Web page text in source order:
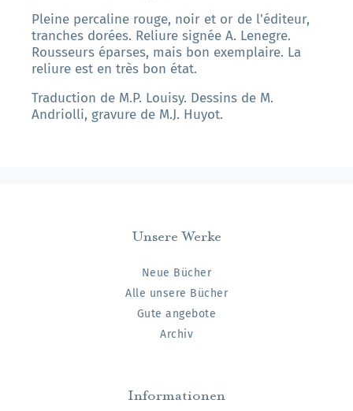
Pleine percaline rouge, noir et or de l'éditeur,
tranches dorées. Reliure signée A. Lenegre.
Rousseurs éparses, mais bon exemplaire. La
reliure est en très bon état.
Traduction de M.P. Louisy. Dessins de M.
Andriolli, gravure de M.J. Huyot.
Unsere Werke
Neue Bücher
Alle unsere Bücher
Gute angebote
Archiv
Informationen